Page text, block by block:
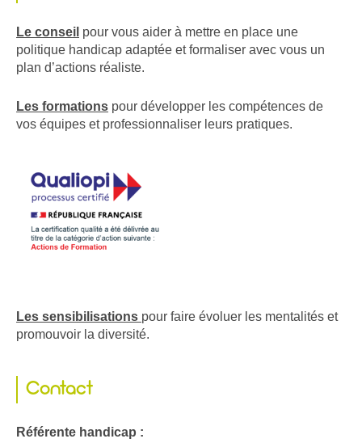
Le conseil pour vous aider à mettre en place une
politique handicap adaptée et formaliser avec vous un
plan d’actions réaliste.
Les formations pour développer les compétences de
vos équipes et professionnaliser leurs pratiques.
Les sensibilisations pour faire évoluer les mentalités et
promouvoir la diversité.
Contact
Référente handicap :